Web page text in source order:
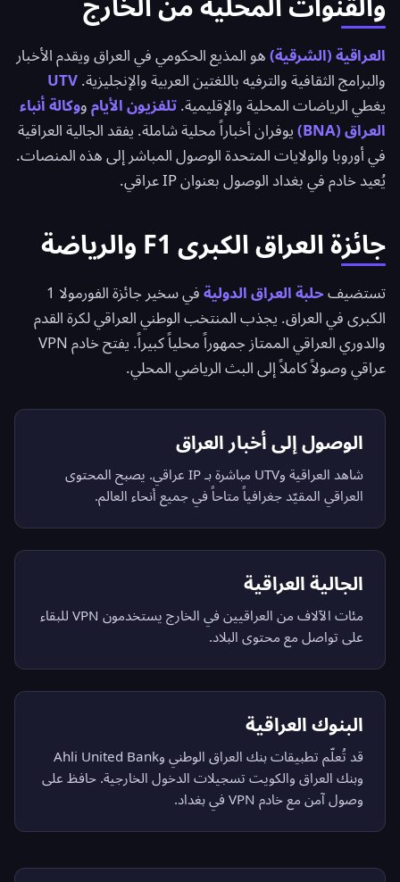
العراقية (الشرقية) هو المذيع الحكومي في العراق ويقدم الأخبار
والبرامج الثقافية والترفيه باللغتين العربية والإنجليزية. UTV
يغطي الرياضات المحلية والإقليمية. تلفزيون الأيام ووكالة أنباء
العراق (BNA)
يوفران أخباراً محلية شاملة. يفقد الجالية العراقية
في أوروبا والولايات المتحدة الوصول المباشر إلى هذه المنصات.
يُعيد خادم في بغداد الوصول بعنوان IP عراقي.
جائزة العراق الكبرى F1 والرياضة
تستضيف حلبة العراق الدولية
في سخير جائزة الفورمولا 1
الكبرى في العراق. يجذب المنتخب الوطني العراقي لكرة القدم
والدوري العراقي الممتاز جمهوراً محلياً كبيراً. يفتح خادم VPN
عراقي وصولاً كاملاً إلى البث الرياضي المحلي.
الوصول إلى أخبار العراق
شاهد العراقية وUTV مباشرة بـ IP عراقي. يصبح المحتوى
العراقي المقيّد جغرافياً متاحاً في جميع أنحاء العالم.
الجالية العراقية
مئات الآلاف من العراقيين في الخارج يستخدمون VPN للبقاء
على تواصل مع محتوى البلاد.
البنوك العراقية
قد تُعلّم تطبيقات بنك العراق الوطني وAhli United Bank
وبنك العراق والكويت تسجيلات الدخول الخارجية. حافظ على
وصول آمن مع خادم VPN في بغداد.